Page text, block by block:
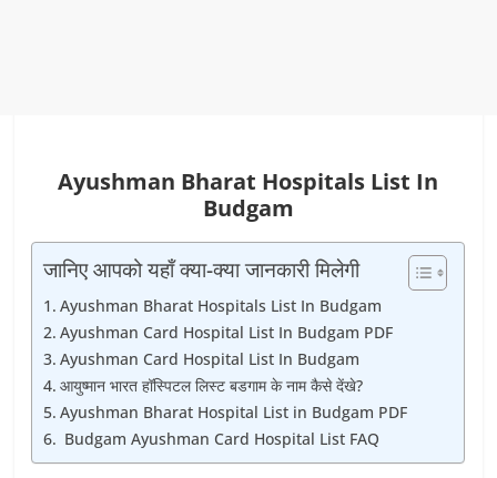
Ayushman Bharat Hospitals List In
Budgam
जानिए आपको यहाँ क्या-क्या जानकारी मिलेगी
Ayushman Bharat Hospitals List In Budgam
Ayushman Card Hospital List In Budgam PDF
Ayushman Card Hospital List In Budgam
आयुष्मान भारत हॉस्पिटल लिस्ट बडगाम के नाम कैसे देंखे?
Ayushman Bharat Hospital List in Budgam PDF
Budgam Ayushman Card Hospital List FAQ